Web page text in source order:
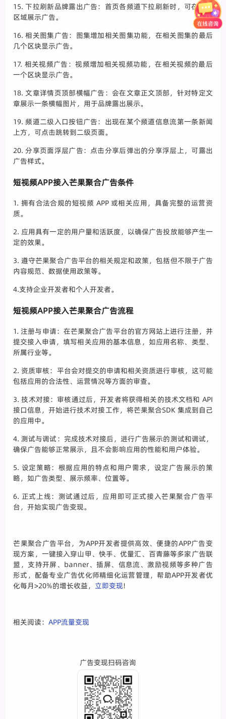
15. 下拉刷新品牌露出广告：首页各频道下拉刷新时，可在拉出
区域展示广告。
16. 相关图集广告：图集增加相关图集功能，在相关图集的最后
几个区块显示广告。
17. 相关视频广告：视频增加相关视频功能，在相关视频的最后
一个区块显示广告。
18. 文章详情页顶部横幅广告：会在文章正文顶部，针对特定文
章展示一条横幅图片，用于品牌露出展示。
19. 频道二级入口按钮广告：出现在某个频道信息流第一条新闻
上方，可点击跳转到二级页面。
20. 分享页面浮层广告：点击分享后弹出的分享浮层上，可露出
广告样式。
短视频APP接入芒果聚合广告条件
1. 拥有合法合规的短视频 APP 或相关应用，具备完整的运营资
质。
2. 应用具有一定的用户量和活跃度，以确保广告投放能够产生一
定的效果。
3. 遵守芒果聚合广告平台的相关规定和政策，包括但不限于广告
内容规范、数据使用政策等。
4.支持企业开发者和个人开发者。
短视频APP接入芒果聚合广告流程
1. 注册与申请：在芒果聚合广告平台的官方网站上进行注册，并
提交接入申请，填写相关应用的基本信息，如应用名称、类型、
所属行业等。
2. 资质审核：平台会对提交的申请和相关资质进行审核，这可能
包括应用的合法性、运营情况等方面的审查。
3. 技术对接：审核通过后，开发者将获得相关的技术文档和 API
接口信息，开始进行技术对接工作，将芒果聚合SDK 集成到自己
的应用中。
4. 测试与调试：完成技术对接后，进行广告展示的测试和调试，
确保广告能够正常展示，且不会影响应用的性能和用户体验。
5. 设定策略：根据应用的特点和用户需求，设定广告展示的策
略，如广告类型、展示频率、位置等。
6. 正式上线：测试通过后，应用即可正式接入芒果聚合广告平
台，开始实现广告变现。
芒果聚合广告平台，为APP开发者提供高效、便捷的APP广告变
现方案，一键接入穿山甲、快手、优量汇、百青藤等多家广告联
盟，支持开屏、banner、插屏、信息流、激励视频等多种广告
形式，配备专业广告优化师精细化运营管理，帮助APP开发者优
化每月>20%的增长收益， 立即变现!
相关阅读：APP流量变现
广告变现扫码咨询